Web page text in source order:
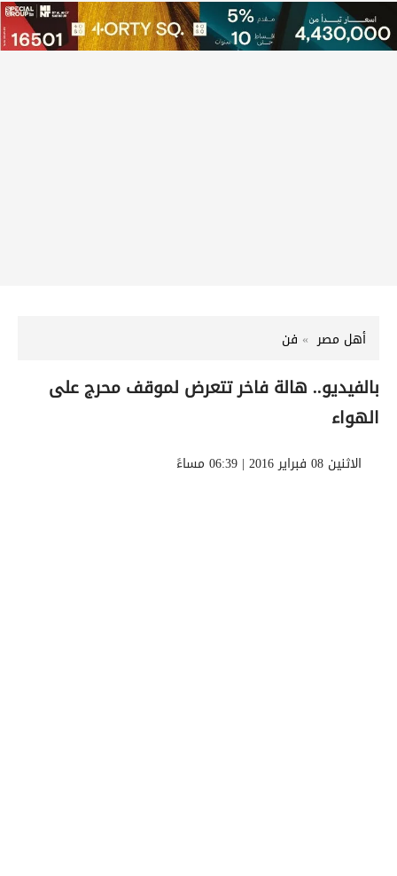
أهل مصر فن
بالفيديو.. هالة فاخر تتعرض لموقف محرج على
الهواء
الاثنين 08 فبراير 2016 | 06:39 مساءً